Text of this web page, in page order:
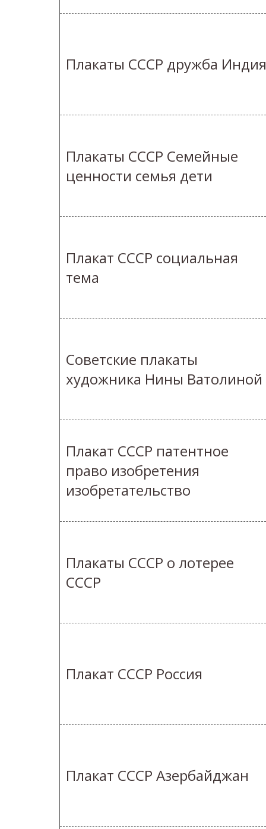
Плакаты СССР дружба Индия
Плакаты СССР Семейные
ценности семья дети
Плакат СССР социальная
тема
Советские плакаты
художника Нины Ватолиной
Плакат СССР патентное
право изобретения
изобретательство
Плакаты СССР о лотерее
СССР
Плакат СССР Россия
Плакат СССР Азербайджан